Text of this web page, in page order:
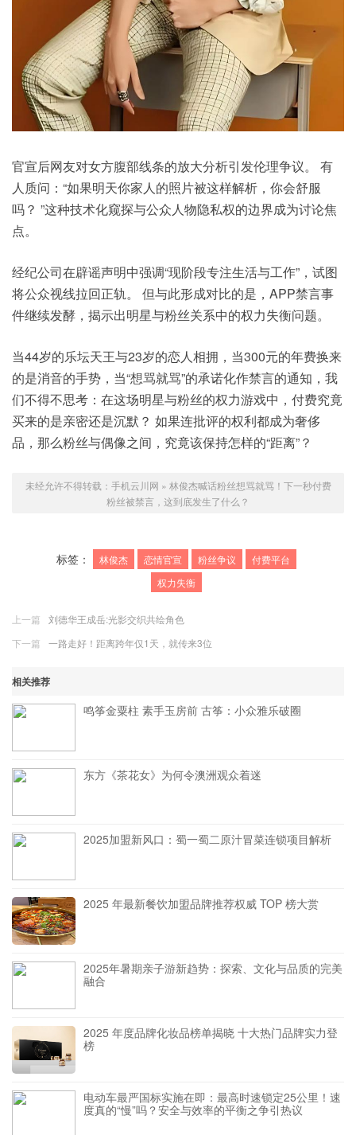
官宣后网友对女方腹部线条的放大分析引发伦理争议。 有
人质问：“如果明天你家人的照片被这样解析，你会舒服
吗？ ”这种技术化窥探与公众人物隐私权的边界成为讨论焦
点。
经纪公司在辟谣声明中强调“现阶段专注生活与工作”，试图
将公众视线拉回正轨。 但与此形成对比的是，APP禁言事
件继续发酵，揭示出明星与粉丝关系中的权力失衡问题。
当44岁的乐坛天王与23岁的恋人相拥，当300元的年费换来
的是消音的手势，当“想骂就骂”的承诺化作禁言的通知，我
们不得不思考：在这场明星与粉丝的权力游戏中，付费究竟
买来的是亲密还是沉默？ 如果连批评的权利都成为奢侈
品，那么粉丝与偶像之间，究竟该保持怎样的“距离”？
未经允许不得转载： 手机云川网 » 林俊杰喊话粉丝想骂就骂！下一秒付费
粉丝被禁言，这到底发生了什么？
标签： 林俊杰 恋情官宣 粉丝争议
付费平台
权力失衡
上一篇
刘德华王成岳:光影交织共绘角色
下一篇
一路走好！距离跨年仅1天，就传来3位
相关推荐
鸣筝金粟柱 素手玉房前 古筝：小众雅乐破圈
东方《茶花女》为何令澳洲观众着迷
2025加盟新风口：蜀一蜀二原汁冒菜连锁项目解析
2025 年最新餐饮加盟品牌推荐权威 TOP 榜大赏
2025年暑期亲子游新趋势：探索、文化与品质的完美
融合
2025 年度品牌化妆品榜单揭晓 十大热门品牌实力登
榜
电动车最严国标实施在即：最高时速锁定25公里！速
度真的“慢”吗？安全与效率的平衡之争引热议